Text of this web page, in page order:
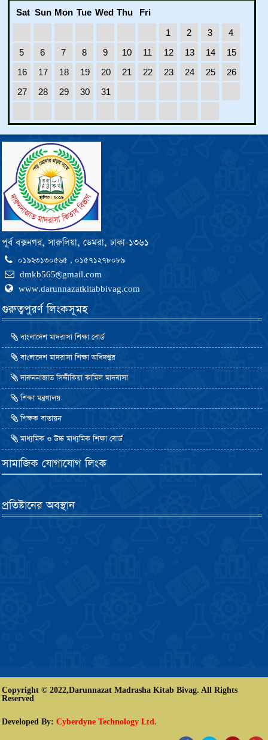
Sat Sun Mon Tue Wed Thu
Fri
1
2 3
4
5
6 7 8 9 10 11 12 13 14
15
16
17 18 19 20 21 22 23 24 25
26
27
28 29 30 31
পূর্ব বক্সনগর, সারুলিয়া, ডেমরা, ঢাকা-১৩৬১
০১৯২৩১৩০৫৬৫ , ০১৫৭১২৭৮০৮৯
dmkb565@gmail.com
www.darunnazatkitabbivag.com
গুরুত্বপুরর্ণ লিংকসূমহ
বাংলাদেশ মাদরাসা শিক্ষা বোর্ড
বাংলাদেশ মাদরাসা শিক্ষা অধিদপ্তর
দারুননাজাত সিদ্দীকিয়া কামিল মাদরাসা
শিক্ষা মন্ত্রণালয়
শিক্ষক বাতায়ন
মাধ্যমিক ও উচ্চ মাধ্যমিক শিক্ষা বোর্ড
সামাজিক যোগাযোগ লিংক
প্রতিষ্টানের অবস্থান
Copyright © 2022,Darunnazat Madrasha Kitab Bivag. All Rights
Reserved
Developed By: Cyberdyne Technology Ltd.